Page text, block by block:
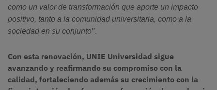
como un valor de transformación que aporte un impacto
positivo, tanto a la comunidad universitaria, como a la
sociedad en su conjunto”.
Con esta renovación, UNIE Universidad sigue
avanzando y reafirmando su compromiso con la
calidad, fortaleciendo además su crecimiento con la